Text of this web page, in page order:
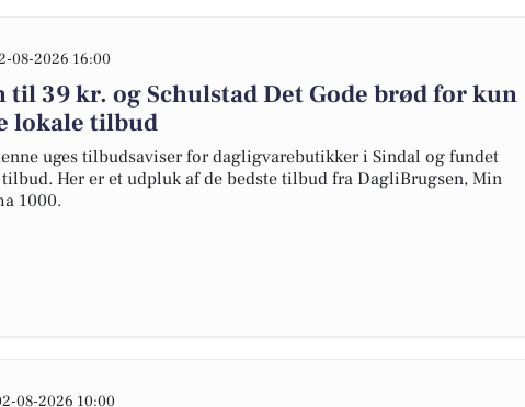
08-2026 16:00
til 39 kr. og Schulstad Det Gode brød for kun
lokale tilbud
uges tilbudsaviser for dagligvarebutikker i Sindal og fundet
Her er et udpluk af de bedste tilbud fra DagliBrugsen, Min
1000.
08-2026 10:00